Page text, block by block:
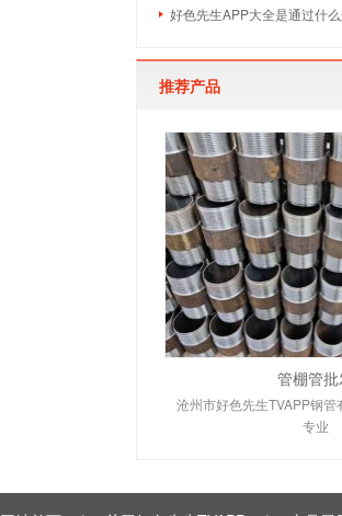
好色先生APP大全是通过什
推荐产品
管棚管
沧州市好色先生TVAPP钢
专业